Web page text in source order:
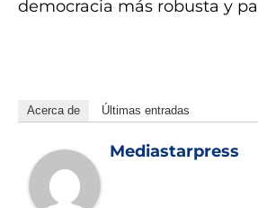
democracia más robusta y
Acerca de Últimas entradas
Mediastarpress